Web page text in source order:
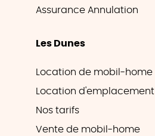
Assurance Annulation
Les Dunes
Location de mobil-home
Location d'emplacement
Nos tarifs
Vente de mobil-home